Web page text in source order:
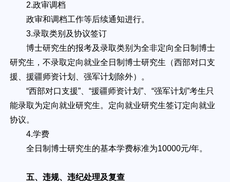
2.政审调档
政审和调档工作等后续通知进行。
3.录取类别及协议签订
博士研究生的报考及录取类别为全非定向全日制博士
研究生，不录取定向就业全日制博士研究生（西部对口支
援、援疆师资计划、强军计划除外）。
“西部对口支援”、“援疆师资计划”、“强军计划”考生只
能录取为定向就业研究生。定向就业研究生签订定向就业
协议。
4.学费
全日制博士研究生的基本学费标准为10000元/年。
五、违规、违纪处理及复查